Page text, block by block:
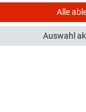
Alle
Auswahl